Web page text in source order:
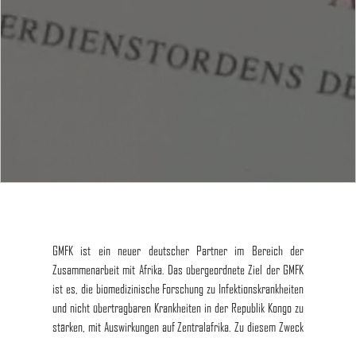
GMFK ist ein neuer deutscher Partner im Bereich der
Zusammenarbeit mit Afrika. Das übergeordnete Ziel der GMFK
ist es, die biomedizinische Forschung zu Infektionskrankheiten
und nicht übertragbaren Krankheiten in der Republik Kongo zu
stärken, mit Auswirkungen auf Zentralafrika. Zu diesem Zweck